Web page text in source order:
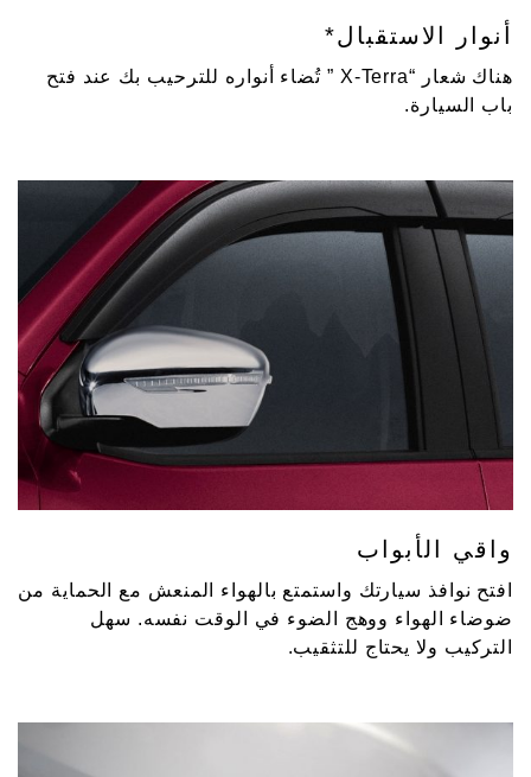
أنوار الاستقبال*
هناك شعار “X-Terra ” تُضاء أنواره للترحيب بك عند فتح
باب السيارة.
واقي الأبواب
افتح نوافذ سيارتك واستمتع بالهواء المنعش مع الحماية من
ضوضاء الهواء ووهج الضوء في الوقت نفسه. سهل
التركيب ولا يحتاج للتثقيب.